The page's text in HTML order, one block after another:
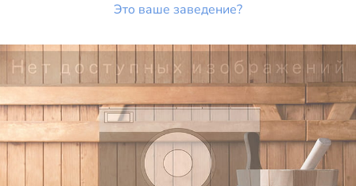
Это ваше заведение?